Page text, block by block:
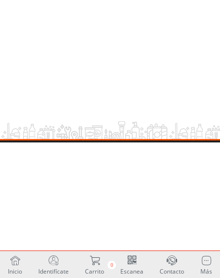
Inicio Identifícate
0
Carrito Escanea Contacto Más